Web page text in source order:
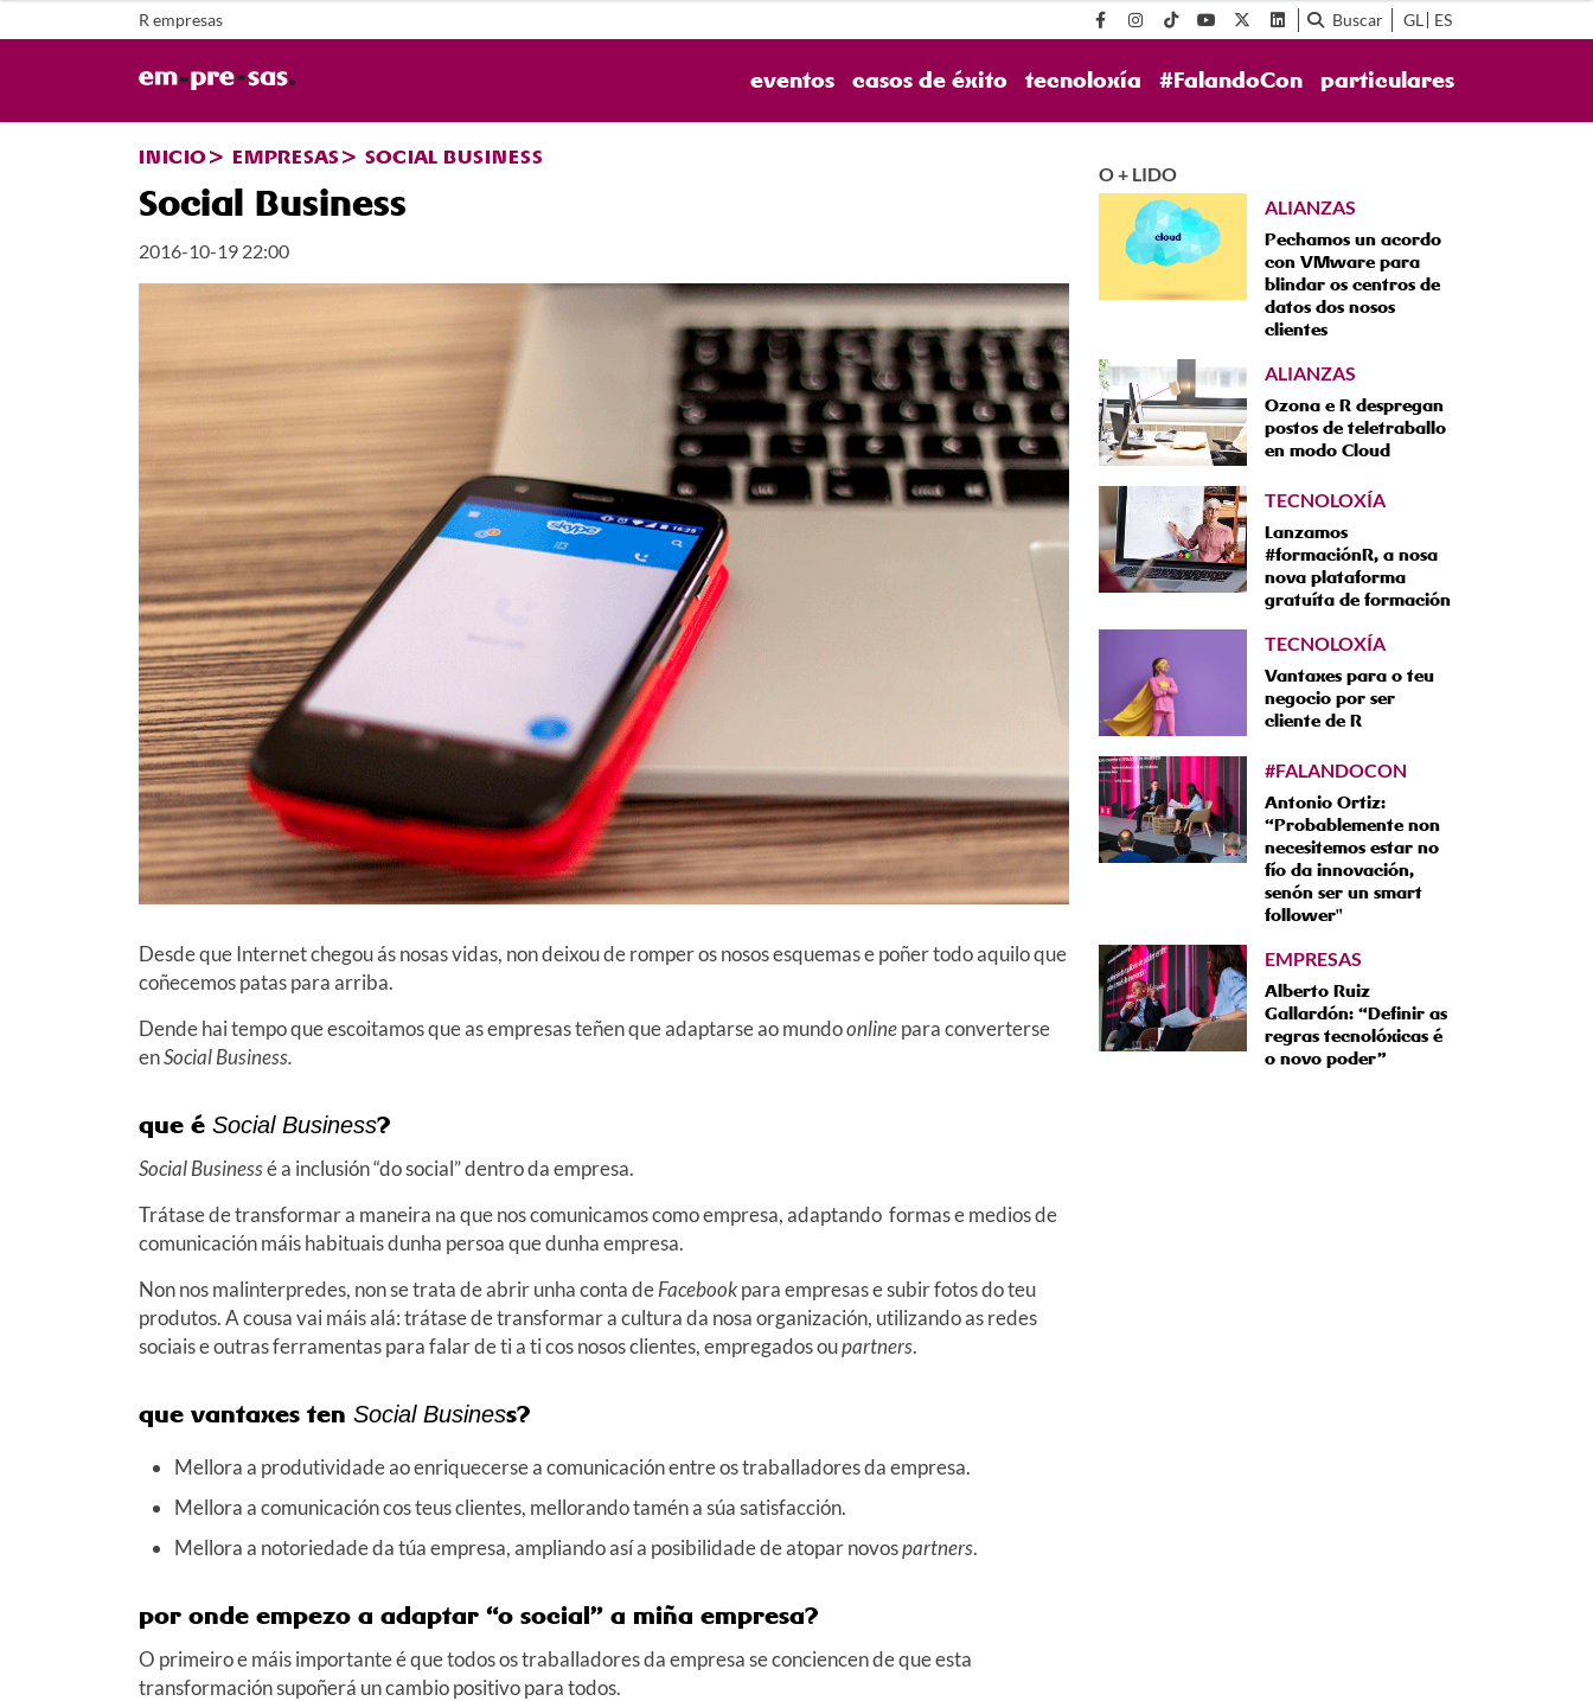
R empresas Buscar GL ES
eventos casos de éxito tecnoloxía #FalandoCon particulares
INICIO EMPRESAS SOCIAL BUSINESS
Social Business
2016-10-19 22:00
Desde que Internet chegou ás nosas vidas, non deixou de romper os nosos esquemas e poñer todo aquilo que
coñecemos patas para arriba.
Dende hai tempo que escoitamos que as empresas teñen que adaptarse ao mundoonlinepara converterse
enSocial Business.
que é Social Business?
Social Businessé a inclusión “do social” dentro da empresa.
Trátase de transformar a maneira na que nos comunicamos como empresa, adaptando formas e medios de
comunicación máis habituais dunha persoa que dunha empresa.
Non nos malinterpredes, non se trata de abrir unha conta deFacebookpara empresas e subir fotos do teu
produtos. A cousa vai máis alá: trátase de transformar a cultura da nosa organización, utilizando as redes
sociais e outras ferramentas para falar de ti a ti cos nosos clientes, empregados oupartners.
que vantaxes ten Social Business?
Mellora a produtividade ao enriquecerse a comunicación entre os traballadores da empresa.
Mellora a comunicación cos teus clientes, mellorando tamén a súa satisfacción.
Mellora a notoriedade da túa empresa, ampliando así a posibilidade de atopar novospartners.
por onde empezo a adaptar “o social” a miña empresa?
O primeiro e máis importante é que todos os traballadores da empresa se conciencen de que esta
transformación supoñerá un cambio positivo para todos.
O + LIDO
ALIANZAS
Pechamos un acordo
con VMware para
blindar os centros de
datos dos nosos
clientes
ALIANZAS
Ozona e R despregan
postos de teletraballo
en modo Cloud
TECNOLOXÍA
Lanzamos
#formaciónR, a nosa
nova plataforma
gratuíta de formación
TECNOLOXÍA
Vantaxes para o teu
negocio por ser
cliente de R
#FALANDOCON
Antonio Ortiz:
“Probablemente non
necesitemos estar no
fío da innovación,
senón ser un smart
follower"
EMPRESAS
Alberto Ruiz
Gallardón: “Definir as
regras tecnolóxicas é
o novo poder”